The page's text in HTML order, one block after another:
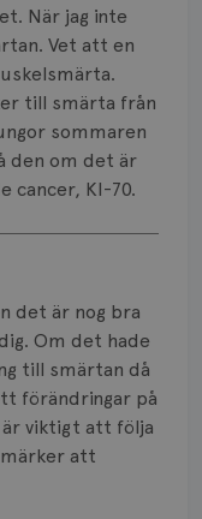
När jag inte
Vet att en
till smärta från
sommaren
den om det är
cancer, KI-70.
det är nog bra
Om det hade
till smärtan då
förändringar på
är viktigt att följa
att